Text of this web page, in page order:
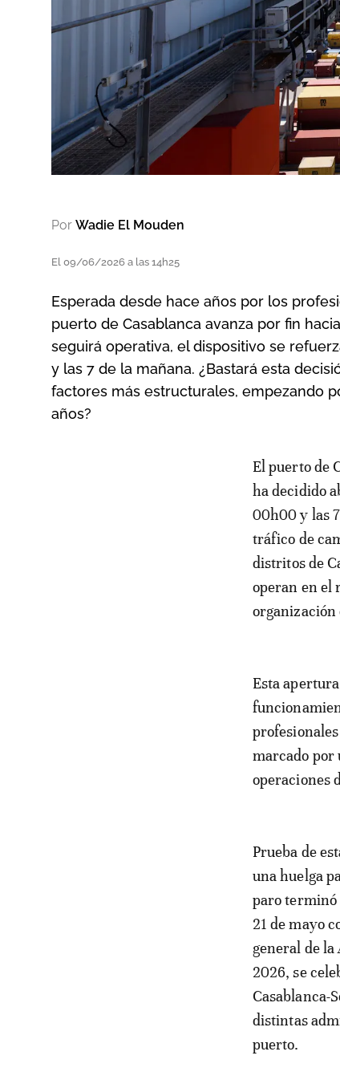
Por Wadie El Mouden
El 09/06/2026 a las 14h25
Esperada desde hace años por los
puerto de Casablanca avanza por fin
seguirá operativa, el dispositivo se
y las 7 de la mañana. ¿Bastará esta
factores más estructurales, empezando
años?
El puerto de Casablanca da un paso simbólico en su modernización operativa. Se
ha decidido
00h00 y las
tráfico de
distritos de
operan en el
organización
Esta
marcado por
operaciones
Prueba de
una huelga
paro terminó
21 de mayo
general de
2026, se
Casablanca-
distintas
puerto.